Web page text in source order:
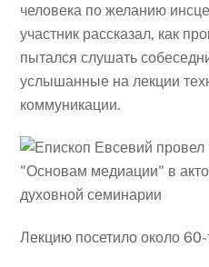
человека по желанию
участник рассказал, как
пытался слушать
услышанные на лекции
коммуникации.
Лекцию посетило около 60-